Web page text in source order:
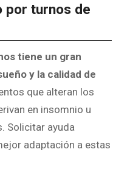
por turnos de
tiene un gran
y la calidad de
que alteran los
en insomnio u
Solicitar ayuda
adaptación a estas